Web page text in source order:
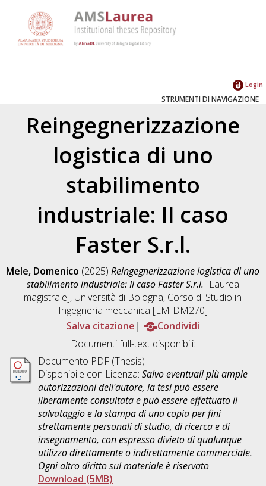
Login
STRUMENTI DI NAVIGAZIONE
Reingegnerizzazione
logistica di uno
stabilimento
industriale: Il caso
Faster S.r.l.
Mele, Domenico (2025)Reingegnerizzazione logistica di uno
stabilimento industriale: Il caso Faster S.r.l. [Laurea
magistrale], Università di Bologna, Corso di Studio in
Ingegneria meccanica [LM-DM270]
Salva citazione
Condividi
Documenti full-text disponibili:
Documento PDF (Thesis)
Disponibile con Licenza: Salvo eventuali più ampie
autorizzazioni dell'autore, la tesi può essere
liberamente consultata e può essere effettuato il
salvataggio e la stampa di una copia per fini
strettamente personali di studio, di ricerca e di
insegnamento, con espresso divieto di qualunque
utilizzo direttamente o indirettamente commerciale.
Ogni altro diritto sul materiale è riservato
Download (5MB)